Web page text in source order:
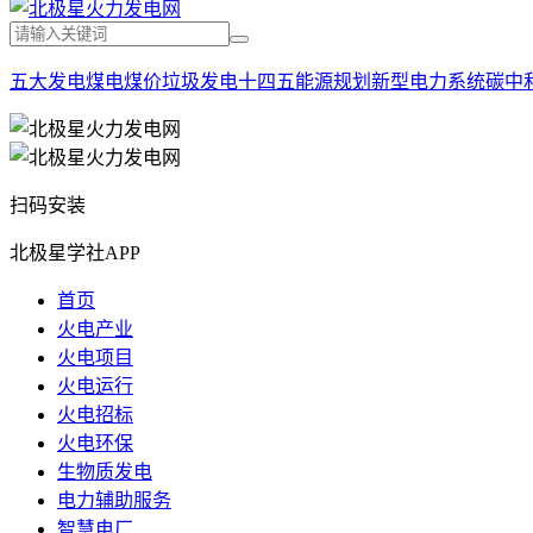
五大发电煤电煤价垃圾发电十四五能源规划 新型电力系统碳中
扫码安装
北极星学社APP
首页
火电产业
火电项目
火电运行
火电招标
火电环保
生物质发电
电力辅助服务
智慧电厂